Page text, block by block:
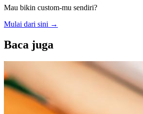
Mau bikin custom-mu sendiri?
Mulai dari sini →
Baca juga